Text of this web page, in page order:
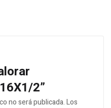
2”
no será publicada.Los